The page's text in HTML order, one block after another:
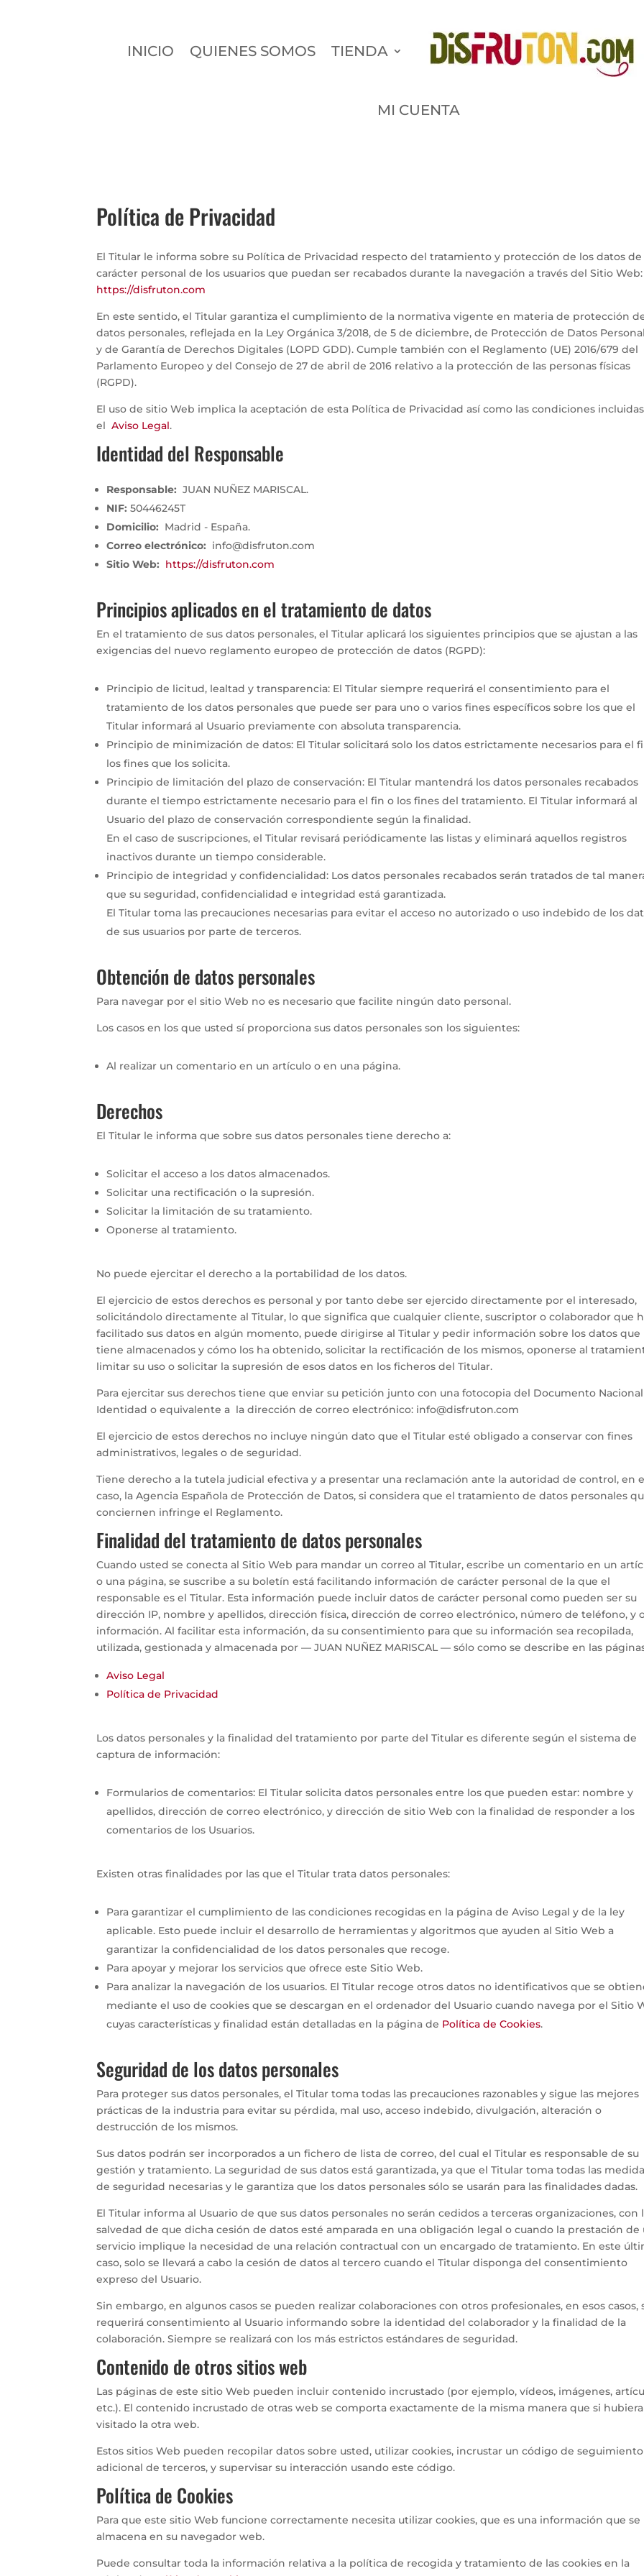
INICIO QUIENES SOMOS TIENDA
MI CUENTA
Política de Privacidad
El Titular le informa sobre su Política de Privacidad respecto del tratamiento y protección de los datos de
carácter personal de los usuarios que puedan ser recabados durante la navegación a través del Sitio Web:
https://disfruton.com
En este sentido, el Titular garantiza el cumplimiento de la normativa vigente en materia de protección
datos personales, reflejada en la Ley Orgánica 3/2018, de 5 de diciembre, de Protección de Datos
y de Garantía de Derechos Digitales (LOPD GDD). Cumple también con el Reglamento (UE) 2016/679 del
Parlamento Europeo y del Consejo de 27 de abril de 2016 relativo a la protección de las personas físicas
(RGPD).
El uso de sitio Web implica la aceptación de esta Política de Privacidad así como las condiciones
elAviso Legal.
Identidad del Responsable
Responsable: JUAN NUÑEZ MARISCAL.
NIF: 50446245T
Domicilio: Madrid - España.
Correo electrónico: info@disfruton.com
Sitio Web: https://disfruton.com
Principios aplicados en el tratamiento de datos
En el tratamiento de sus datos personales, el Titular aplicará los siguientes principios que se ajustan a las
exigencias del nuevo reglamento europeo de protección de datos (RGPD):
Principio de licitud, lealtad y transparencia: El Titular siempre requerirá el consentimiento para el
tratamiento de los datos personales que puede ser para uno o varios fines específicos sobre los que el
Titular informará al Usuario previamente con absoluta transparencia.
Principio de minimización de datos: El Titular solicitará solo los datos estrictamente necesarios para el
los fines que los solicita.
Principio de limitación del plazo de conservación: El Titular mantendrá los datos personales recabados
durante el tiempo estrictamente necesario para el fin o los fines del tratamiento. El Titular informará al
Usuario del plazo de conservación correspondiente según la finalidad.
En el caso de suscripciones, el Titular revisará periódicamente las listas y eliminará aquellos registros
inactivos durante un tiempo considerable.
Principio de integridad y confidencialidad: Los datos personales recabados serán tratados de tal
que su seguridad, confidencialidad e integridad está garantizada.
El Titular toma las precauciones necesarias para evitar el acceso no autorizado o uso indebido de los
de sus usuarios por parte de terceros.
Obtención de datos personales
Para navegar por el sitio Web no es necesario que facilite ningún dato personal.
Los casos en los que usted sí proporciona sus datos personales son los siguientes:
Al realizar un comentario en un artículo o en una página.
Derechos
El Titular le informa que sobre sus datos personales tiene derecho a:
Solicitar el acceso a los datos almacenados.
Solicitar una rectificación o la supresión.
Solicitar la limitación de su tratamiento.
Oponerse al tratamiento.
No puede ejercitar el derecho a la portabilidad de los datos.
El ejercicio de estos derechos es personal y por tanto debe ser ejercido directamente por el interesado,
solicitándolo directamente al Titular, lo que significa que cualquier cliente, suscriptor o colaborador que
facilitado sus datos en algún momento, puede dirigirse al Titular y pedir información sobre los datos que
tiene almacenados y cómo los ha obtenido, solicitar la rectificación de los mismos, oponerse al
limitar su uso o solicitar la supresión de esos datos en los ficheros del Titular.
Para ejercitar sus derechos tiene que enviar su petición junto con una fotocopia del Documento
Identidad o equivalente a la dirección de correo electrónico: info@disfruton.com
El ejercicio de estos derechos no incluye ningún dato que el Titular esté obligado a conservar con fines
administrativos, legales o de seguridad.
Tiene derecho a la tutela judicial efectiva y a presentar una reclamación ante la autoridad de control, en
caso, la Agencia Española de Protección de Datos, si considera que el tratamiento de datos personales
conciernen infringe el Reglamento.
Finalidad del tratamiento de datos personales
Cuando usted se conecta al Sitio Web para mandar un correo al Titular, escribe un comentario en un
o una página, se suscribe a su boletín está facilitando información de carácter personal de la que el
responsable es el Titular. Esta información puede incluir datos de carácter personal como pueden ser su
dirección IP, nombre y apellidos, dirección física, dirección de correo electrónico, número de teléfono, y
información. Al facilitar esta información, da su consentimiento para que su información sea recopilada,
utilizada, gestionada y almacenada por — JUAN NUÑEZ MARISCAL — sólo como se describe en las
Aviso Legal
Política de Privacidad
Los datos personales y la finalidad del tratamiento por parte del Titular es diferente según el sistema de
captura de información:
Formularios de comentarios: El Titular solicita datos personales entre los que pueden estar: nombre y
apellidos, dirección de correo electrónico, y dirección de sitio Web con la finalidad de responder a los
comentarios de los Usuarios.
Existen otras finalidades por las que el Titular trata datos personales:
Para garantizar el cumplimiento de las condiciones recogidas en la página de Aviso Legal y de la ley
aplicable. Esto puede incluir el desarrollo de herramientas y algoritmos que ayuden al Sitio Web a
garantizar la confidencialidad de los datos personales que recoge.
Para apoyar y mejorar los servicios que ofrece este Sitio Web.
Para analizar la navegación de los usuarios. El Titular recoge otros datos no identificativos que se
mediante el uso de cookies que se descargan en el ordenador del Usuario cuando navega por el Sitio
cuyas características y finalidad están detalladas en la página de Política de Cookies.
Seguridad de los datos personales
Para proteger sus datos personales, el Titular toma todas las precauciones razonables y sigue las mejores
prácticas de la industria para evitar su pérdida, mal uso, acceso indebido, divulgación, alteración o
destrucción de los mismos.
Sus datos podrán ser incorporados a un fichero de lista de correo, del cual el Titular es responsable de su
gestión y tratamiento. La seguridad de sus datos está garantizada, ya que el Titular toma todas las
de seguridad necesarias y le garantiza que los datos personales sólo se usarán para las finalidades dadas.
El Titular informa al Usuario de que sus datos personales no serán cedidos a terceras organizaciones, con
salvedad de que dicha cesión de datos esté amparada en una obligación legal o cuando la prestación de
servicio implique la necesidad de una relación contractual con un encargado de tratamiento. En este
caso, solo se llevará a cabo la cesión de datos al tercero cuando el Titular disponga del consentimiento
expreso del Usuario.
Sin embargo, en algunos casos se pueden realizar colaboraciones con otros profesionales, en esos casos,
requerirá consentimiento al Usuario informando sobre la identidad del colaborador y la finalidad de la
colaboración. Siempre se realizará con los más estrictos estándares de seguridad.
Contenido de otros sitios web
Las páginas de este sitio Web pueden incluir contenido incrustado (por ejemplo, vídeos, imágenes,
etc.). El contenido incrustado de otras web se comporta exactamente de la misma manera que si hubiera
visitado la otra web.
Estos sitios Web pueden recopilar datos sobre usted, utilizar cookies, incrustar un código de seguimiento
adicional de terceros, y supervisar su interacción usando este código.
Política de Cookies
Para que este sitio Web funcione correctamente necesita utilizar cookies, que es una información que se
almacena en su navegador web.
Puede consultar toda la información relativa a la política de recogida y tratamiento de las cookies en la